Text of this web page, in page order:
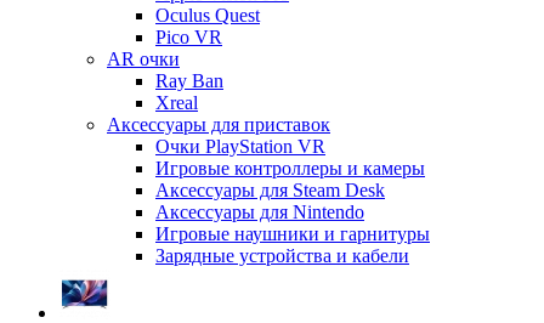
Oculus Quest
Pico VR
AR очки
Ray Ban
Xreal
Аксессуары для приставок
Очки PlayStation VR
Игровые контроллеры и камеры
Аксессуары для Steam Desk
Аксессуары для Nintendo
Игровые наушники и гарнитуры
Зарядные устройства и кабели